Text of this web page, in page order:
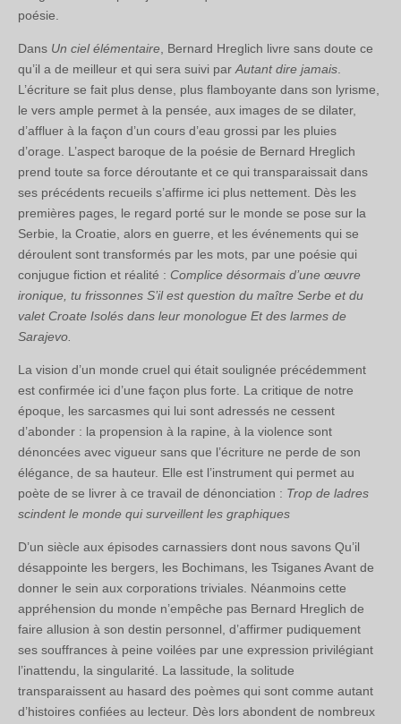
poésie.
Dans Un ciel élémentaire , Bernard Hreglich livre sans doute ce
qu’il a de meilleur et qui sera suivi par Autant dire jamais
L’écriture se fait plus dense, plus flamboyante dans son lyrisme,
le vers ample permet à la pensée, aux images de se dilater,
d’affluer à la façon d’un cours d’eau grossi par les pluies
d’orage. L’aspect baroque de la poésie de Bernard Hreglich
prend toute sa force déroutante et ce qui transparaissait dans
ses précédents recueils s’affirme ici plus nettement. Dès les
premières pages, le regard porté sur le monde se pose sur la
Serbie, la Croatie, alors en guerre, et les événements qui se
déroulent sont transformés par les mots, par une poésie qui
conjugue fiction et réalité : Complice désormais d’une œuvre
ironique, tu frissonnes S’il est question du maître Serbe et du
valet Croate Isolés dans leur monologue Et des larmes de
Sarajevo.
La vision d’un monde cruel qui était soulignée précédemment
est confirmée ici d’une façon plus forte. La critique de notre
époque, les sarcasmes qui lui sont adressés ne cessent
d’abonder : la propension à la rapine, à la violence sont
dénoncées avec vigueur sans que l’écriture ne perde de son
élégance, de sa hauteur. Elle est l’instrument qui permet au
poète de se livrer à ce travail de dénonciation : Trop de ladres
scindent le monde qui surveillent les graphiques
D’un siècle aux épisodes carnassiers dont nous savons Qu’il
désappointe les bergers, les Bochimans, les Tsiganes Avant de
donner le sein aux corporations triviales. Néanmoins cette
appréhension du monde n’empêche pas Bernard Hreglich de
faire allusion à son destin personnel, d’affirmer pudiquement
ses souffrances à peine voilées par une expression privilégiant
l’inattendu, la singularité. La lassitude, la solitude
transparaissent au hasard des poèmes qui sont comme autant
d’histoires confiées au lecteur. Dès lors abondent de nombreux